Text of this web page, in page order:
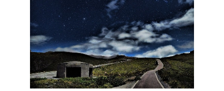
Horoskoopit
Horoskooppimerkit